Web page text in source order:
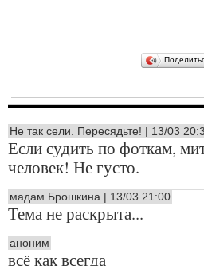
Не так сели. Пересядьте! | 13/03
Если судить по фоткам,
человек! Не густо.
мадам Брошкина | 13/03 21:00
Тема не раскрыта...
аноним
всё как всегда